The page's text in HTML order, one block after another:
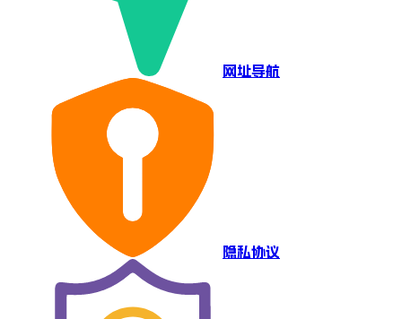
网址导航
隐私协议